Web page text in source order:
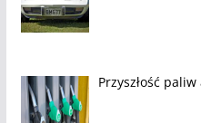
Przyszłość